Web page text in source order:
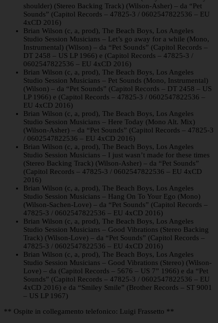
shoulder) (Stereo Backing Track) (Wilson-Asher) – da “Pet
Sounds” (Capitol Records – 47825-3 / 0602547822536 – EU
4xCD 2016)
Brian Wilson (c, a, prod), The Beach Boys, Los Angeles
Studio Session Musicians – Let’s go away for a while (Mono,
Instrumental) (Wilson) – da “Pet Sounds” (Capitol Records –
DT 2458 – US LP 1966) e (Capitol Records – 47825-3 /
0602547822536 – EU 4xCD 2016)
Brian Wilson (c, a, prod), The Beach Boys, Los Angeles
Studio Session Musicians – Pet Sounds (Mono, Instrumental)
(Wilson) – da “Pet Sounds” (Capitol Records – DT 2458 – US
LP 1966) e (Capitol Records – 47825-3 / 0602547822536 –
EU 4xCD 2016)
Brian Wilson (c, a, prod), The Beach Boys, Los Angeles
Studio Session Musicians – Here Today (Mono Alt. Mix)
(Wilson-Asher) – da “Pet Sounds” (Capitol Records – 47825-3
/ 0602547822536 – EU 4xCD 2016)
Brian Wilson (c, a, prod), The Beach Boys, Los Angeles
Studio Session Musicians – I just wasn’t made for these times
(Stereo Backing Track) (Wilson-Asher) – da “Pet Sounds”
(Capitol Records – 47825-3 / 0602547822536 – EU 4xCD
2016)
Brian Wilson (c, a, prod), The Beach Boys, Los Angeles
Studio Session Musicians – Hang On To Your Ego (Mono)
(Wilson-Sachen-Love) – da “Pet Sounds” (Capitol Records –
47825-3 / 0602547822536 – EU 4xCD 2016)
Brian Wilson (c, a, prod), The Beach Boys, Los Angeles
Studio Session Musicians – Good Vibrations (Stereo Backing
Track) (Wilson-Love) – da “Pet Sounds” (Capitol Records –
47825-3 / 0602547822536 – EU 4xCD 2016)
Brian Wilson (c, a, prod), The Beach Boys, Los Angeles
Studio Session Musicians – Good Vibrations (Stereo) (Wilson-
Love) – da (Capitol Records – 5676 – US 7” 1966) e da “Pet
Sounds” (Capitol Records – 47825-3 / 0602547822536 – EU
4xCD 2016) e da “Smiley Smile” (Brother Records – ST 9001
– US LP 1967)
** Ospite in collegamento telefonico: Luigi Frassetto **